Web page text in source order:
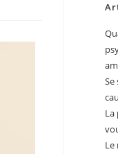
Se
La
Le